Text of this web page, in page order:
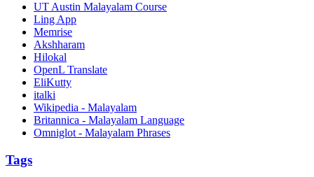
UT Austin Malayalam Course
Ling App
Memrise
Akshharam
Hilokal
OpenL Translate
EliKutty
italki
Wikipedia - Malayalam
Britannica - Malayalam Language
Omniglot - Malayalam Phrases
Tags